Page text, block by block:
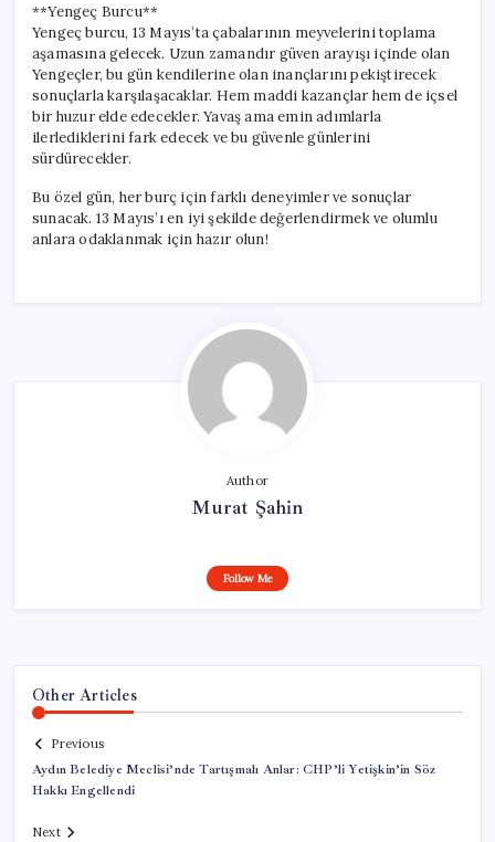
**Yengeç Burcu**
Yengeç burcu, 13 Mayıs’ta çabalarının meyvelerini toplama
aşamasına gelecek. Uzun zamandır güven arayışı içinde olan
Yengeçler, bu gün kendilerine olan inançlarını pekiştirecek
sonuçlarla karşılaşacaklar. Hem maddi kazançlar hem de içsel
bir huzur elde edecekler. Yavaş ama emin adımlarla
ilerlediklerini fark edecek ve bu güvenle günlerini
sürdürecekler.
Bu özel gün, her burç için farklı deneyimler ve sonuçlar
sunacak. 13 Mayıs’ı en iyi şekilde değerlendirmek ve olumlu
anlara odaklanmak için hazır olun!
Author
Murat Şahin
Follow Me
Other Articles
Previous
Aydın Belediye Meclisi’nde Tartışmalı Anlar: CHP’li Yetişkin’in Söz
Hakkı Engellendi
Next